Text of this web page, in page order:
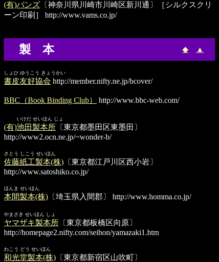
(有)バンズ 〔神奈川県川崎市川崎区新川通〕［シルクスクリ
ーン印刷］
http://www.vams.co.jp/
製 本 ◆ ▲
しょひ ゆうこう きょうかい
書皮友好協会 http://member.nifty.ne.jp/bcover/
BBC（Book Binding Club） http://www.bbc-web.com/
いけだ せいほん じょ
(有)池田製本所 〔東京都墨田区東墨田〕
http://www2.ocn.ne.jp/~wonder-b/
さとう しこう せいほん
佐藤紙工製本(株) 〔東京都江戸川区西小岩〕
http://www.satoshiko.co.jp/
ほんま せいほん
本間製本(株) 〔埼玉県入間郡〕 http://www.homma.co.jp/
やまざき せいほん しょ
ヤマザキ製本所 〔東京都板橋区向原〕
http://homepage2.nifty.com/seihon/yamazaki1.htm
わこう どう せいほん
和光堂製本(株) 〔東京都新宿区山吹町〕